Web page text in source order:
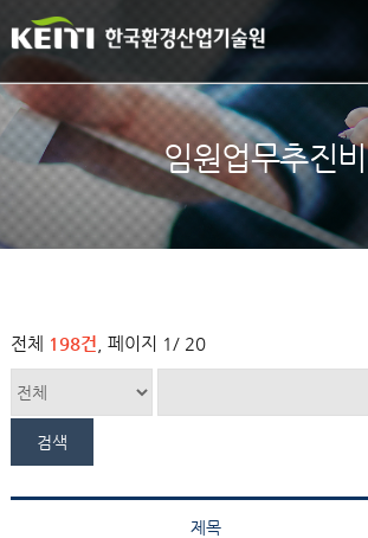
임원업무추진비
전체 198건 , 페이지 1 / 20
제목